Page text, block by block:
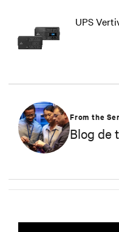
UPS
From the
Blog de